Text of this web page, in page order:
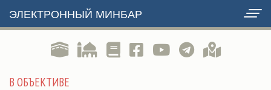
ЭЛЕКТРОННЫЙ МИНБАР
В ОБЪЕКТИВЕ